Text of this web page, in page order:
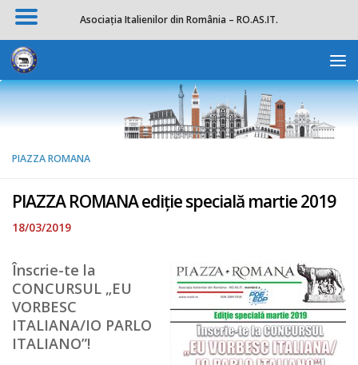
Skip to content
PIAZZA ROMANA
PIAZZA ROMANA ediție specială martie 2019
18/03/2019
Înscrie-te la
CONCURSUL „EU
VORBESC
ITALIANA/IO PARLO
ITALIANO”!
Asociația Italienilor din România – RO.AS.IT.